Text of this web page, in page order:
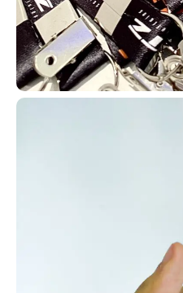
ferramenta de descontos e
Fabricados pela AlternativaCard,
personalizados podem incluir
MHz ou 13,56 kHz), além de QR
magnéticas, ou ainda versões
Isso possibilita diversas
Com essa versatilidade, os
automações e soluções
Carteira de